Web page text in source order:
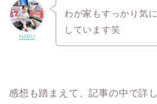
HARU
わが家もすっかり気
しています笑
感想も踏まえて、記事の中で詳